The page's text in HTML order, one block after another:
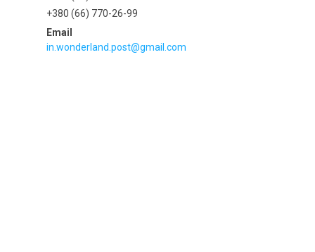
+380 (66) 770-26-99
in.wonderland.post@gmail.com